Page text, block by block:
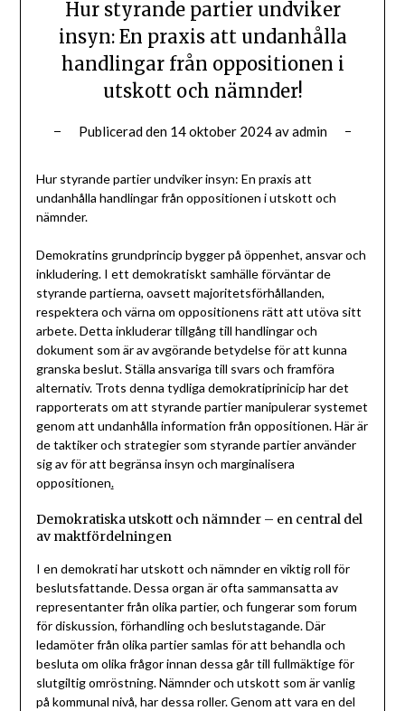
Hur styrande partier undviker
insyn: En praxis att undanhålla
handlingar från oppositionen i
utskott och nämnder!
Publicerad den 14 oktober 2024avadmin
Hur styrande partier undviker insyn: En praxis att
undanhålla handlingar från oppositionen i utskott och
nämnder.
Demokratins grundprincip bygger på öppenhet, ansvar och
inkludering. I ett demokratiskt samhälle förväntar de
styrande partierna, oavsett majoritetsförhållanden,
respektera och värna om oppositionens rätt att utöva sitt
arbete. Detta inkluderar tillgång till handlingar och
dokument som är av avgörande betydelse för att kunna
granska beslut. Ställa ansvariga till svars och framföra
alternativ. Trots denna tydliga demokratiprinicip har det
rapporterats om att styrande partier manipulerar systemet
genom att undanhålla information från oppositionen. Här är
de taktiker och strategier som styrande partier använder
sig av för att begränsa insyn och marginalisera
oppositionen.
Demokratiska utskott och nämnder – en central del
av maktfördelningen
I en demokrati har utskott och nämnder en viktig roll för
beslutsfattande. Dessa organ är ofta sammansatta av
representanter från olika partier, och fungerar som forum
för diskussion, förhandling och beslutstagande. Där
ledamöter från olika partier samlas för att behandla och
besluta om olika frågor innan dessa går till fullmäktige för
slutgiltig omröstning. Nämnder och utskott som är vanlig
på kommunal nivå, har dessa roller. Genom att vara en del